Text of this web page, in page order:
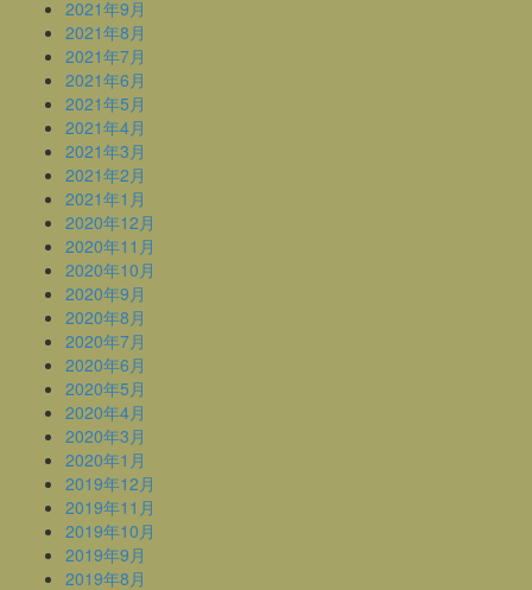
2021年9月
2021年8月
2021年7月
2021年6月
2021年5月
2021年4月
2021年3月
2021年2月
2021年1月
2020年12月
2020年11月
2020年10月
2020年9月
2020年8月
2020年7月
2020年6月
2020年5月
2020年4月
2020年3月
2020年1月
2019年12月
2019年11月
2019年10月
2019年9月
2019年8月